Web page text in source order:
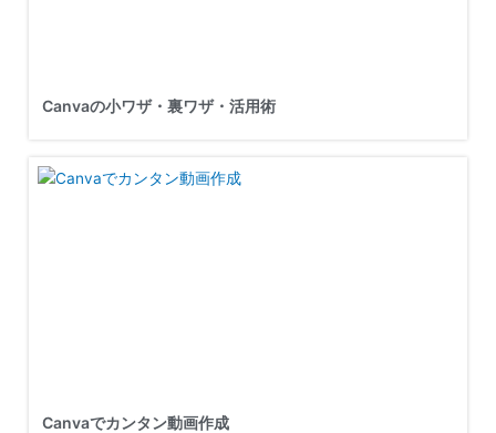
Canvaの小ワザ・裏ワザ・活用術
Canvaでカンタン動画作成